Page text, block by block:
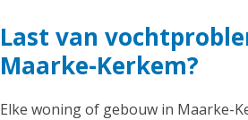
Last van
Maarke-Kerkem?
Elke woning of gebouw in Maarke-